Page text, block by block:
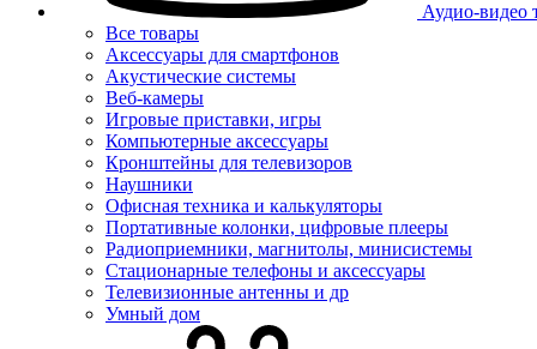
Аудио-видео
Все товары
Аксессуары для смартфонов
Акустические системы
Веб-камеры
Игровые приставки, игры
Компьютерные аксессуары
Кронштейны для телевизоров
Наушники
Офисная техника и калькуляторы
Портативные колонки, цифровые плееры
Радиоприемники, магнитолы, минисистемы
Стационарные телефоны и аксессуары
Телевизионные антенны и др
Умный дом